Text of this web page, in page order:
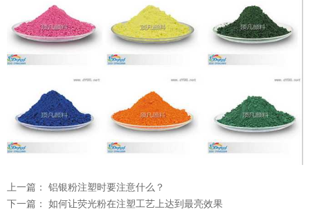
上一篇： 铝银粉注塑时要注意什么？
下一篇： 如何让荧光粉在注塑工艺上达到最亮效果
温变粉可以做防伪标签、温变防伪吗... 2026-08-05
温变粉适合做热变还是冷变？ 2026-08-04
温变粉注塑后表面翻车？粗糙、颗粒... 2026-07-28
温变粉保质期有多久？开封后如何保...
温变粉"罢工"指南：为...